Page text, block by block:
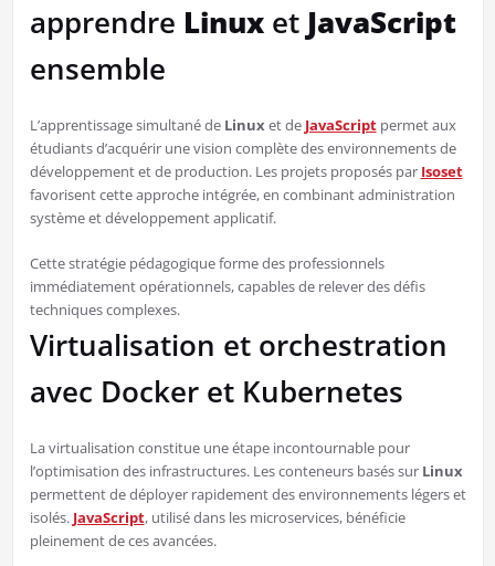
apprendre Linuxet JavaScript
ensemble
L’apprentissage simultané de Linux et de JavaScriptpermet aux
étudiants d’acquérir une vision complète des environnements de
développement et de production. Les projets proposés par Isoset
favorisent cette approche intégrée, en combinant administration
système et développement applicatif.
Cette stratégie pédagogique forme des professionnels
immédiatement opérationnels, capables de relever des défis
techniques complexes.
Virtualisation et orchestration
avec Docker et Kubernetes
La virtualisation constitue une étape incontournable pour
l’optimisation des infrastructures. Les conteneurs basés sur Linux
permettent de déployer rapidement des environnements légers et
isolés. JavaScript, utilisé dans les microservices, bénéficie
pleinement de ces avancées.